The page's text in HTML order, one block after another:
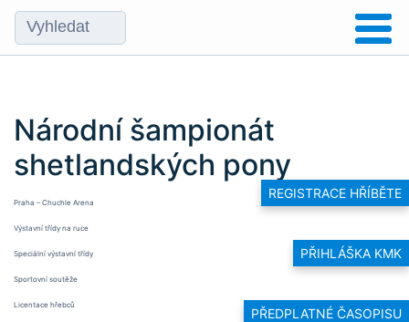
REGISTRACE HŘÍBĚTE
PŘIHLÁŠKA KMK
PŘEDPLATNÉ ČASOPISU
Národní šampionát
shetlandských pony
Praha – Chuchle Arena
Výstavní třídy na ruce
Speciální výstavní třídy
Sportovní soutěže
Licentace hřebců